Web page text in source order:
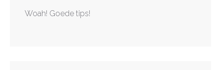
Woah! Goede tips!